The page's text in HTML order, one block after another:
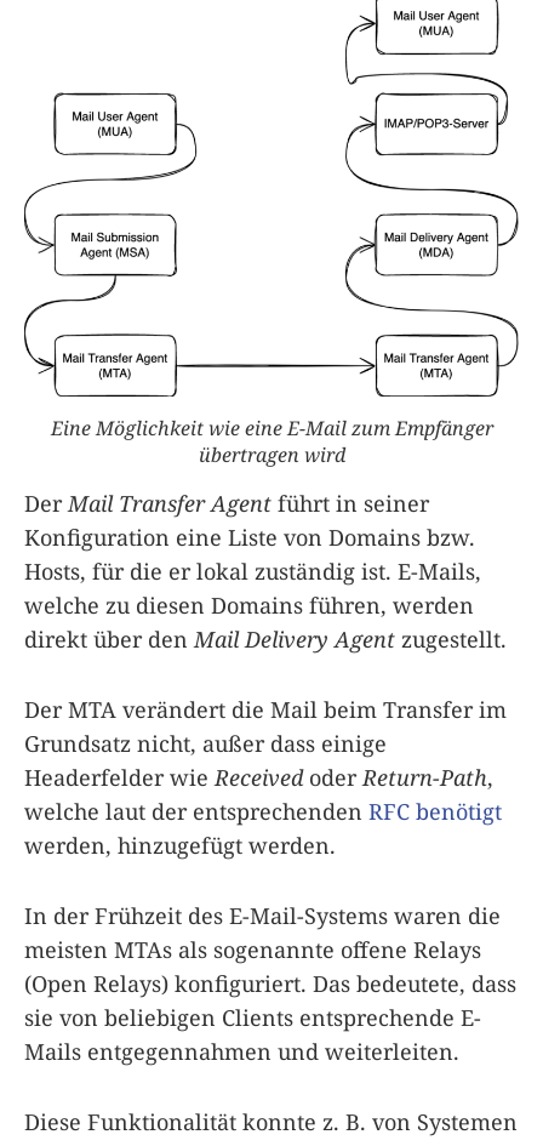
Eine Möglichkeit wie eine E-Mail zum Empfänger
übertragen wird
DerMail Transfer Agent führt in seiner
Konfiguration eine Liste von Domains bzw.
Hosts, für die er lokal zuständig ist. E-Mails,
welche zu diesen Domains führen, werden
direkt über denMail Delivery Agent zugestellt.
Der MTA verändert die Mail beim Transfer im
Grundsatz nicht, außer dass einige
Headerfelder wieReceivedoderReturn-Path,
welche laut der entsprechenden RFC benötigt
werden, hinzugefügt werden.
In der Frühzeit des E-Mail-Systems waren die
meisten MTAs als sogenannte offene Relays
(Open Relays) konfiguriert. Das bedeutete, dass
sie von beliebigen Clients entsprechende E-
Mails entgegennahmen und weiterleiten.
Diese Funktionalität konnte z. B. von Systemen